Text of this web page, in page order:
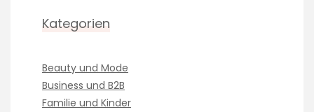
Kategorien
Beauty und Mode
Business und B2B
Familie und Kinder